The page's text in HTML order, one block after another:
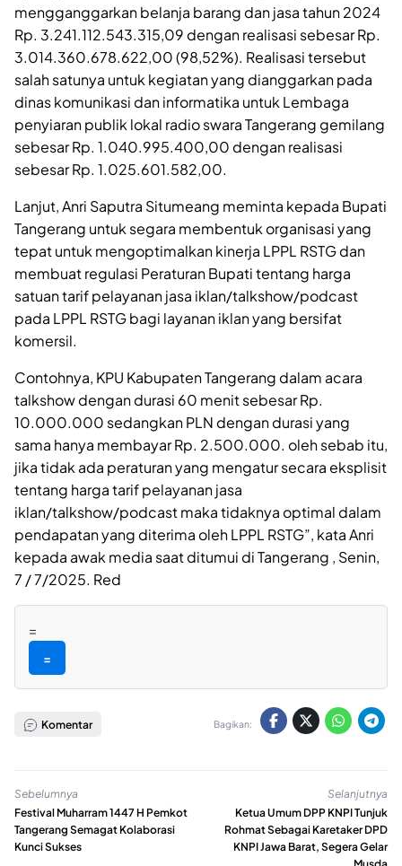
mengganggarkan belanja barang dan jasa tahun 2024
Rp. 3.241.112.543.315,09 dengan realisasi sebesar Rp.
3.014.360.678.622,00 (98,52%). Realisasi tersebut
salah satunya untuk kegiatan yang dianggarkan pada
dinas komunikasi dan informatika untuk Lembaga
penyiaran publik lokal radio swara Tangerang gemilang
sebesar Rp. 1.040.995.400,00 dengan realisasi
sebesar Rp. 1.025.601.582,00.
Lanjut, Anri Saputra Situmeang meminta kepada Bupati
Tangerang untuk segara membentuk organisasi yang
tepat untuk mengoptimalkan kinerja LPPL RSTG dan
membuat regulasi Peraturan Bupati tentang harga
satuan tarif pelayanan jasa iklan/talkshow/podcast
pada LPPL RSTG bagi layanan iklan yang bersifat
komersil.
Contohnya, KPU Kabupaten Tangerang dalam acara
talkshow dengan durasi 60 menit sebesar Rp.
10.000.000 sedangkan PLN dengan durasi yang
sama hanya membayar Rp. 2.500.000. oleh sebab itu,
jika tidak ada peraturan yang mengatur secara eksplisit
tentang harga tarif pelayanan jasa
iklan/talkshow/podcast maka tidaknya optimal dalam
pendapatan yang diterima oleh LPPL RSTG”, kata Anri
kepada awak media saat ditumui di Tangerang , Senin,
7 / 7/2025. Red
=
=
Komentar Bagikan:
Sebelumnya
Festival Muharram 1447 H Pemkot
Tangerang Semagat Kolaborasi
Kunci Sukses
Selanjutnya
Ketua Umum DPP KNPI Tunjuk
Rohmat Sebagai Karetaker DPD
KNPI Jawa Barat, Segera Gelar